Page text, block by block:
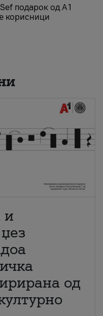
подарок од А1
корисници
и
од